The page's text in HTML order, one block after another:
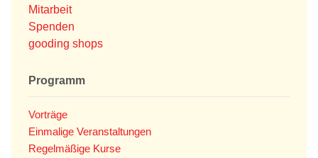
Mitarbeit
Spenden
gooding shops
Programm
Vorträge
Einmalige Veranstaltungen
Regelmäßige Kurse